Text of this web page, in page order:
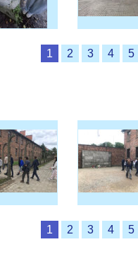
1 2 3 4 5
1 2 3 4 5